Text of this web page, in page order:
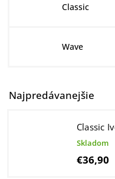
Classic
Wave
Najpredávanejšie
Classic
Skladom
€36,90